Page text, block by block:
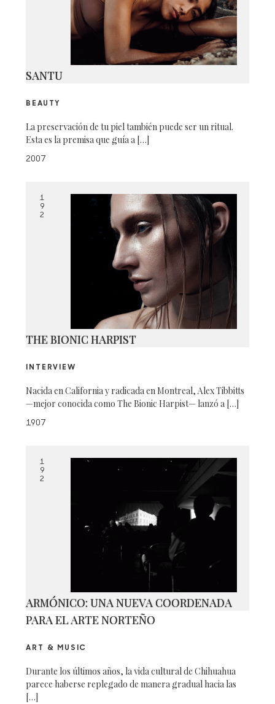
SANTU
BEAUTY
La preservación de tu piel también puede ser un ritual.
Esta es la premisa que guía a […]
2007
1
9
2
THE BIONIC HARPIST
INTERVIEW
Nacida en California y radicada en Montreal, Alex Tibbitts
—mejor conocida como The Bionic Harpist— lanzó a […]
1907
1
9
2
ARMÓNICO: UNA NUEVA COORDENADA
PARA EL ARTE NORTEÑO
ART & MUSIC
Durante los últimos años, la vida cultural de Chihuahua
parece haberse replegado de manera gradual hacia las
[…]